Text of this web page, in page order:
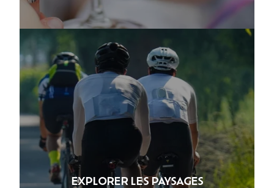
EXPLORER LES PAYSAGES